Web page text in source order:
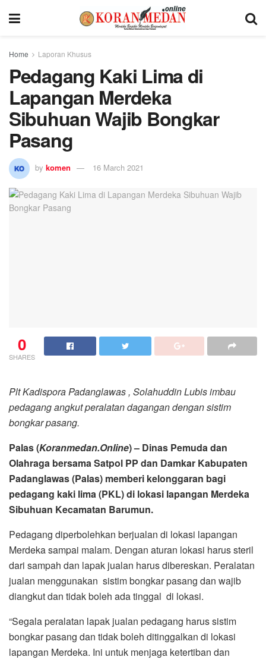
Home Laporan Khusus
Pedagang Kaki Lima di
Lapangan Merdeka
Sibuhuan Wajib Bongkar
Pasang
by komen 16 March 2021
0
SHARES
Plt Kadispora Padanglawas , Solahuddin Lubis imbau
pedagang angkut peralatan dagangan dengan sistim
bongkar pasang.
Palas (Koranmedan.Online) – Dinas Pemuda dan
Olahraga bersama Satpol PP dan Damkar Kabupaten
Padanglawas (Palas) memberi kelonggaran bagi
pedagang kaki lima (PKL) di lokasi lapangan Merdeka
Sibuhuan Kecamatan Barumun.
Pedagang diperbolehkan berjualan di lokasi lapangan
Merdeka sampai malam. Dengan aturan lokasi harus steril
dari sampah dan lapak jualan harus dibereskan. Peralatan
jualan menggunakan sistim bongkar pasang dan wajib
diangkut dan tidak boleh ada tinggal di lokasi.
“Segala peralatan lapak jualan pedagang harus sistim
bongkar pasang dan tidak boleh ditinggalkan di lokasi
lapangan Merdeka. Ini untuk menjaga ketertiban dan